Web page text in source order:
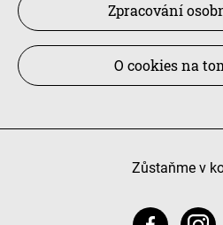
Zpracování
O cookies na
Zůstaňme v